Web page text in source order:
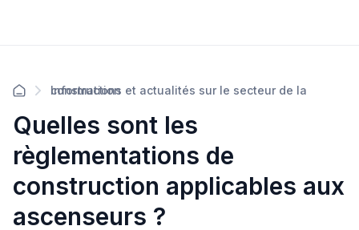
Informations et actualités sur le secteur de la construction
Quelles sont les
règlementations de
construction applicables aux
ascenseurs ?